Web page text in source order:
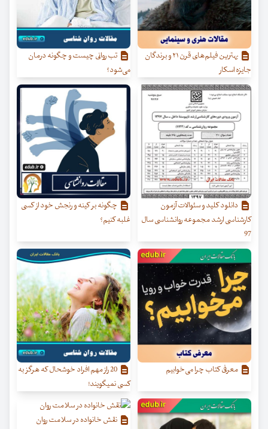
بهترین فیلم‌های قرن ۲۱ و برندگان
جایزه اسکار
تب روانی چیست و چگونه درمان
می‌شود؟
دانلود کلید و سئوالات آزمون
کارشناسی ارشد مجموعه روانشناسی سال
97
چگونه بر کینه و رنجش خود از کسی
غلبه کنیم؟
معرفی کتاب چرا می‌خوابیم
20 راز مهم افراد خوشحال که هرگز به
کسی نمیگویند!
نقش خانواده در سلامت روان